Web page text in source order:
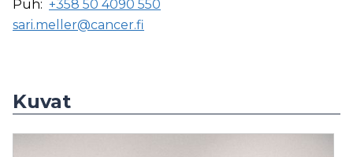
Puh: +358 50 4090 550
sari.meller@cancer.fi
Kuvat